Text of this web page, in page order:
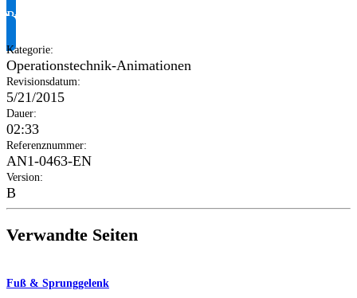
Produktinformationen anfragen
Kategorie:
Operationstechnik-Animationen
Revisionsdatum:
5/21/2015
Dauer:
02:33
Referenznummer:
AN1-0463-EN
Version:
B
Verwandte Seiten
Fuß & Sprunggelenk